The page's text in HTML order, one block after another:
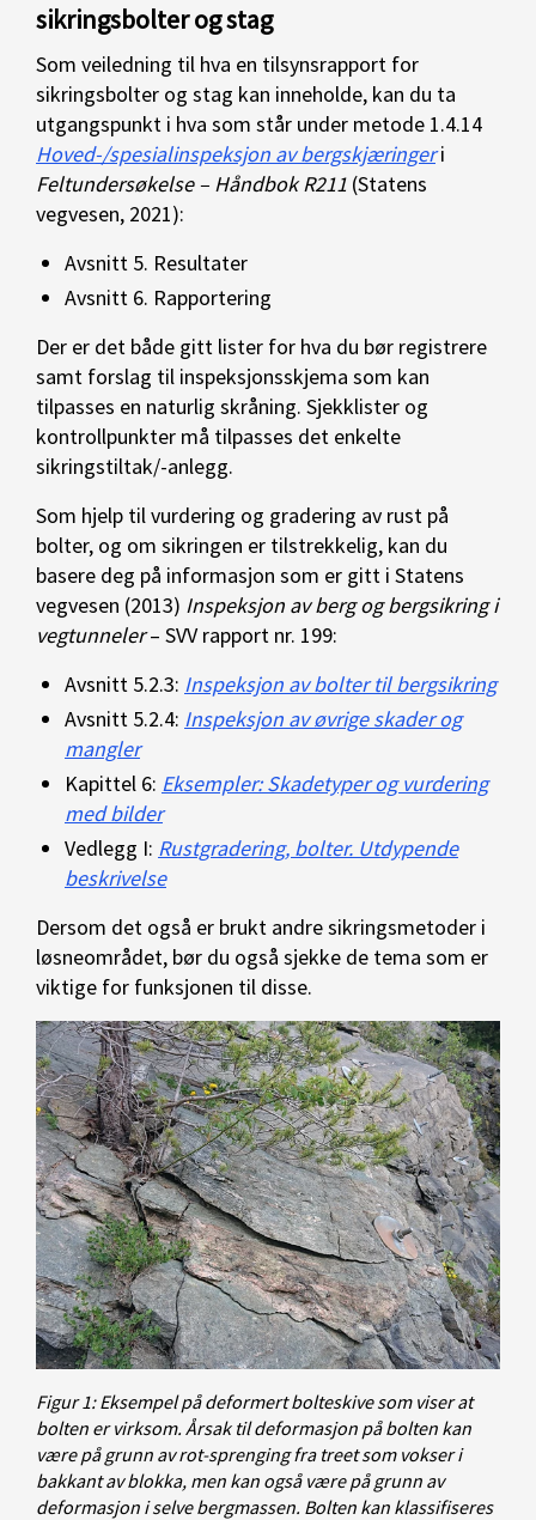
sikringsbolter og stag
Som veiledning til hva en tilsynsrapport for
sikringsbolter og stag kan inneholde, kan du ta
utgangspunkt i hva som står under metode 1.4.14
Hoved-/spesialinspeksjon av bergskjæringer i
Feltundersøkelse – Håndbok R211 (Statens
vegvesen, 2021):
Avsnitt 5. Resultater
Avsnitt 6. Rapportering
Der er det både gitt lister for hva du bør registrere
samt forslag til inspeksjonsskjema som kan
tilpasses en naturlig skråning. Sjekklister og
kontrollpunkter må tilpasses det enkelte
sikringstiltak/-anlegg.
Som hjelp til vurdering og gradering av rust på
bolter, og om sikringen er tilstrekkelig, kan du
basere deg på informasjon som er gitt i Statens
vegvesen (2013) Inspeksjon av berg og bergsikring i
vegtunneler– SVV rapport nr. 199:
Avsnitt 5.2.3: Inspeksjon av bolter til bergsikring
Avsnitt 5.2.4: Inspeksjon av øvrige skader og
mangler
Kapittel 6: Eksempler: Skadetyper og vurdering
med bilder
Vedlegg I: Rustgradering, bolter. Utdypende
beskrivelse
Dersom det også er brukt andre sikringsmetoder i
løsneområdet, bør du også sjekke de tema som er
viktige for funksjonen til disse.
Figur 1: Eksempel på deformert bolteskive som viser at
bolten er virksom. Årsak til deformasjon på bolten kan
være på grunn av rot-sprenging fra treet som vokser i
bakkant av blokka, men kan også være på grunn av
deformasjon i selve bergmassen. Bolten kan klassifiseres